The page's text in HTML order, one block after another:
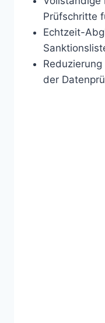
Prüfschritte
Echtzeit-
der